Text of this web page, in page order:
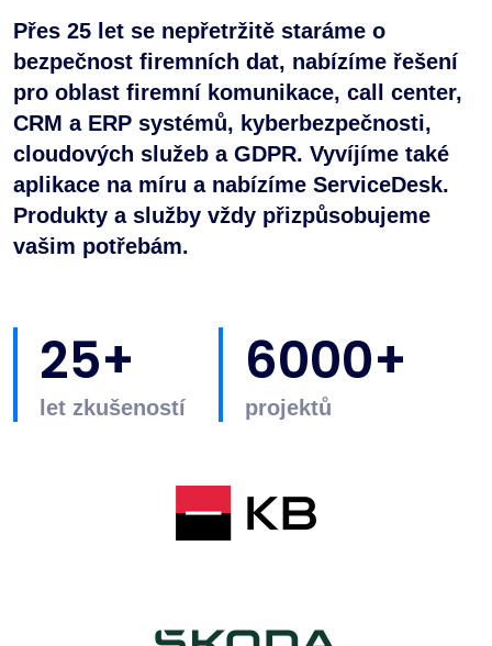
Přes 25 let se nepřetržitě staráme o
bezpečnost firemních dat, nabízíme řešení
pro oblast firemní komunikace, call center,
CRM a ERP systémů, kyberbezpečnosti,
cloudových služeb a GDPR. Vyvíjíme také
aplikace na míru a nabízíme ServiceDesk.
Produkty a služby vždy přizpůsobujeme
vašim potřebám.
25+
let zkušeností
6000+
projektů